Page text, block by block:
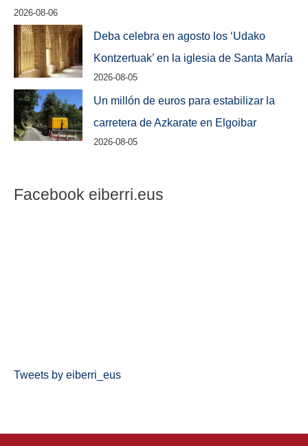
2026-08-06
Deba celebra en agosto los ‘Udako
Kontzertuak’ en la iglesia de Santa María
2026-08-05
Un millón de euros para estabilizar la
carretera de Azkarate en Elgoibar
2026-08-05
Facebook eiberri.eus
Tweets by eiberri_eus